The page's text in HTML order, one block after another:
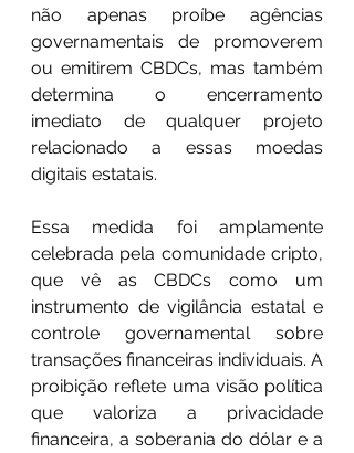
não apenas proíbe agências
governamentais de promoverem
ou emitirem CBDCs, mas também
determina o encerramento
imediato de qualquer projeto
relacionado a essas moedas
digitais estatais.
Essa medida foi amplamente
celebrada pela comunidade cripto,
que vê as CBDCs como um
instrumento de vigilância estatal e
controle governamental sobre
transações financeiras individuais. A
proibição reflete uma visão política
que valoriza a privacidade
financeira, a soberania do dólar e a